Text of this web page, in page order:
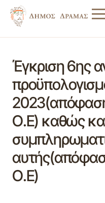
Έγκριση 6ης
Ο.Ε) καθώς
Ο.Ε)